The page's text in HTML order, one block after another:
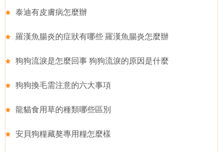
泰迪有皮膚病怎麼辦
羅漢魚腸炎的症狀有哪些 羅漢魚腸炎怎麼辦
狗狗流淚是怎麼回事 狗狗流淚的原因是什麼
狗狗換毛需注意的六大事項
龍貓食用草的種類哪些區別
安貝狗糧藏獒專用糧怎麼樣